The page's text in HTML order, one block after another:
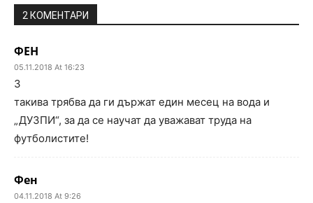
2 КОМЕНТАРИ
ФЕН
05.11.2018 At 16:23
3
такива трябва да ги държат един месец на вода и
„ДУЗПИ“, за да се научат да уважават труда на
футболистите!
Фен
04.11.2018 At 9:26